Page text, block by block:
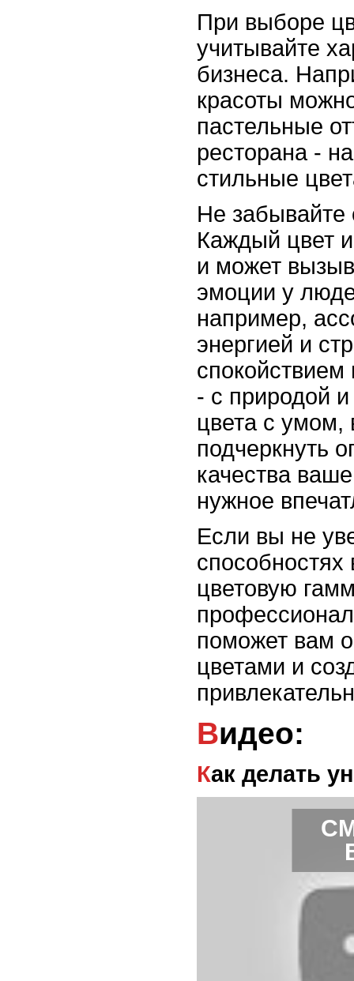
При выборе
учитывайте
бизнеса.
красоты
пастельные
ресторана -
стильные
Не забывайте
Каждый цвет
и может
эмоции у
например,
энергией и
- с природой
цвета с
подчеркнуть
качества
нужное
Если вы не
цветовую
поможет вам
цветами и
Видео:
Как делать